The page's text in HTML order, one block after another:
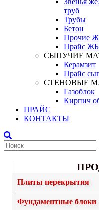
труб
Трубы
Бетон
Прочие
Прайс
СЫПУЧИЕ
Керамзит
Прайс
СТЕНОВЫЕ
Газоблок
Кирпич
ПРАЙС
КОНТАКТЫ
Плиты перекрытия
Фундаментные блоки